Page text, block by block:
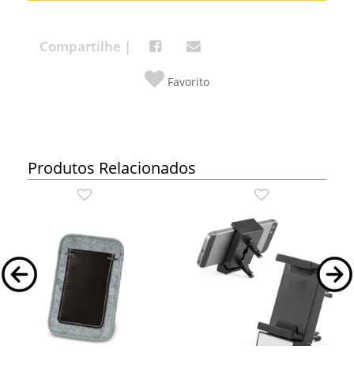
Compartilhe |
Favorito
Produtos Relacionados